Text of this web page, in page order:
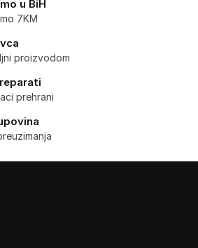
u BiH
7KM
proizvodom
prehrani